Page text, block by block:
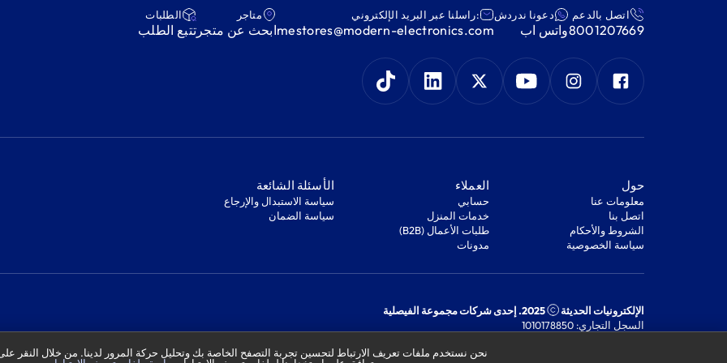
اتصل بالدعم
8001207669
دعونا ندردش
واتس اب
:راسلنا عبر البريد الإلكتروني
mestores@modern-electronics.com
متاجر
ابحث عن متجر
‫الطلبات‬
‫تتبع الطلب‬
‫حول‬
معلومات عنا
اتصل بنا
‫الشروط والأحكام‬
‫سياسة الخصوصية‬
‫العملاء‬
‫حسابي‬
‫خدمات المنزل‬
‫طلبات الأعمال (B2B)‬
مدونات
‫الأسئلة الشائعة‬
‫سياسة الاستبدال والإرجاع‬
‫سياسة الضمان‬
الإلكترونيات الحديثة
2025. إحدى شركات مجموعة الفيصلية
السجل التجاري: 1010178850
نحن نستخدم ملفات تعريف الارتباط لتحسين تجربة التصفح الخاصة بك وتحليل حركة المرور لدينا. من خلال النقر